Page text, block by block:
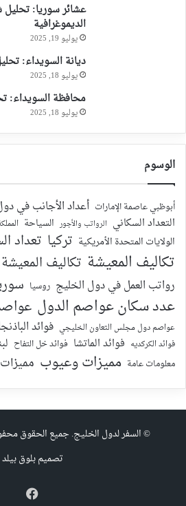
عشائر سوريا:
الديموغرافية
يوليو 19, 2025
ديانة السويداء:
يوليو 18, 2025
محافظة السويداء:
يوليو 18, 2025
الوسوم
أبوظبي عاصمة الإمارات أعداد الأجانب في
التعداد السكاني الرواتب والأجور السياحة
الولايات المتحدة الأمريكية تركيا تعداد
تكاليف المعيشة تكاليف المعيشة
رواتب العمل في دول الخليج روسيا
عدد سكان عواصم الدول
عواصم دول مجلس التعاون الخليجي فوائد
فوائد الكركديه فوائد الماتشا فوائد خل التفاح
معلومات عامة مميزات وعيوب
©السفر لدول الخليج. جميع الحقوق
تصميمبلوق بيلد